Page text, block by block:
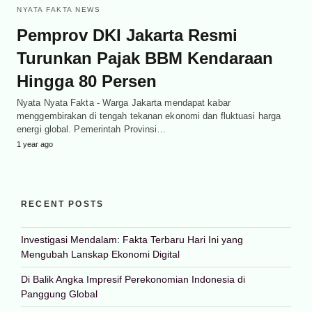
NYATA FAKTA NEWS
Pemprov DKI Jakarta Resmi
Turunkan Pajak BBM Kendaraan
Hingga 80 Persen
Nyata Nyata Fakta - Warga Jakarta mendapat kabar
menggembirakan di tengah tekanan ekonomi dan fluktuasi harga
energi global. Pemerintah Provinsi…
1 year ago
RECENT POSTS
Investigasi Mendalam: Fakta Terbaru Hari Ini yang
Mengubah Lanskap Ekonomi Digital
Di Balik Angka Impresif Perekonomian Indonesia di
Panggung Global